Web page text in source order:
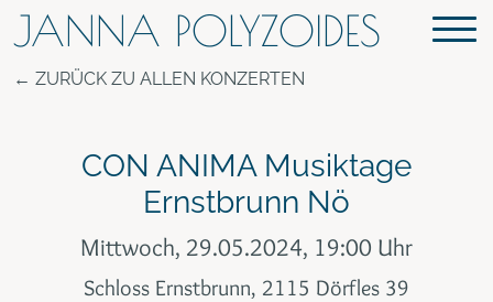
JANNA POLYZOIDES
ZURÜCK ZU ALLEN KONZERTEN
CON ANIMA Musiktage
Ernstbrunn Nö
Mittwoch, 29.05.2024, 19:00 Uhr
Schloss Ernstbrunn, 2115 Dörfles 39